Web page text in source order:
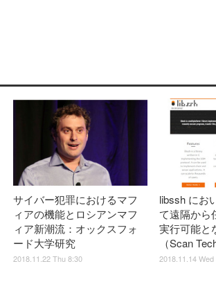
サイバー犯罪におけるマフ
ィアの機能とロシアンマフ
ィア新潮流：オックスフォ
ード大学研究
2018.11.22 Thu 8:30
libssh にお
て遠隔から
実行可能と
（Scan
2018.11.14 Wed